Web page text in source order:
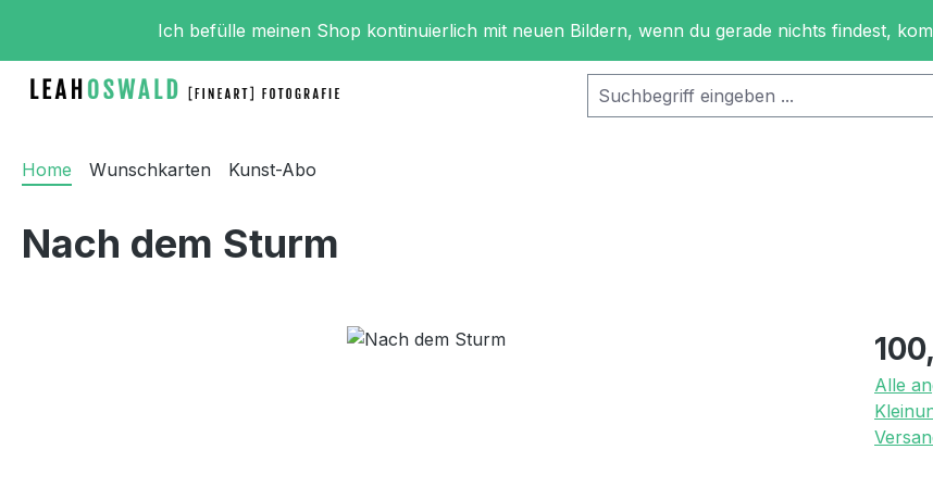
Hauptinhalt springen
Zur Suche springen
Zur Hauptnavigation springen
Ich befülle meinen Shop kontinuierlich mit neuen Bildern, wenn du gerade nichts findest,
Home Wunschkarten Kunst-Abo
Nach dem Sturm
Alle